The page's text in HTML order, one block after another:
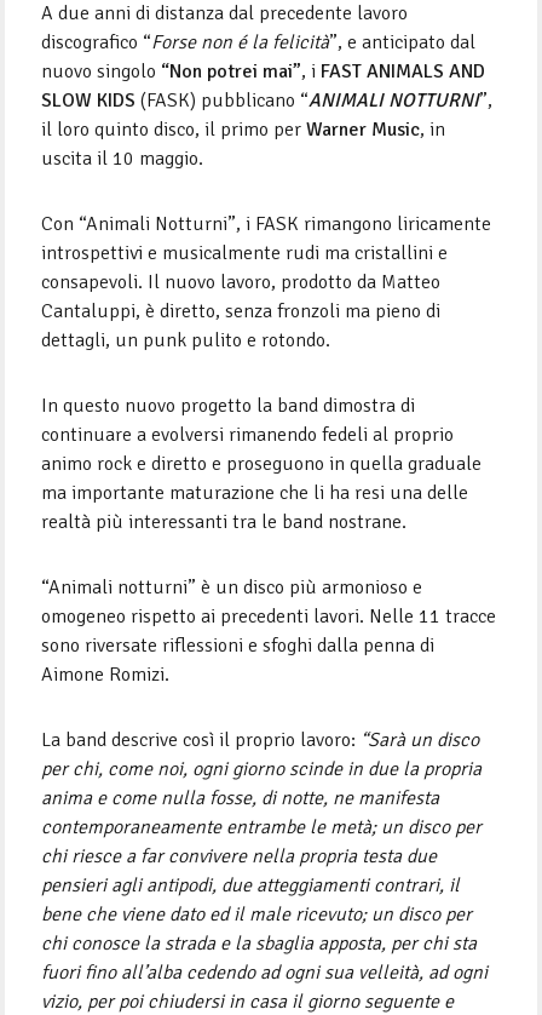
A due anni di distanza dal precedente lavoro
discografico “Forse non é la felicità”, e anticipato dal
nuovo singolo “Non potrei mai”, i FAST ANIMALS AND
SLOW KIDS (FASK) pubblicano “ANIMALI NOTTURNI”,
il loro quinto disco, il primo perWarner Music, in
uscita il 10 maggio.
Con “Animali Notturni”, i FASK rimangono liricamente
introspettivi e musicalmente rudi ma cristallini e
consapevoli. Il nuovo lavoro, prodotto da Matteo
Cantaluppi, è diretto, senza fronzoli ma pieno di
dettagli, un punk pulito e rotondo.
In questo nuovo progetto la band dimostra di
continuare a evolversi rimanendo fedeli al proprio
animo rock e diretto e proseguono in quella graduale
ma importante maturazione che li ha resi una delle
realtà più interessanti tra le band nostrane.
“Animali notturni” è un disco più armonioso e
omogeneo rispetto ai precedenti lavori. Nelle 11 tracce
sono riversate riflessioni e sfoghi dalla penna di
Aimone Romizi.
La band descrive così il proprio lavoro: “Sarà un disco
per chi, come noi, ogni giorno scinde in due la propria
anima e come nulla fosse, di notte, ne manifesta
contemporaneamente entrambe le metà; un disco per
chi riesce a far convivere nella propria testa due
pensieri agli antipodi, due atteggiamenti contrari, il
bene che viene dato ed il male ricevuto; un disco per
chi conosce la strada e la sbaglia apposta, per chi sta
fuori fino all’alba cedendo ad ogni sua velleità, ad ogni
vizio, per poi chiudersi in casa il giorno seguente e